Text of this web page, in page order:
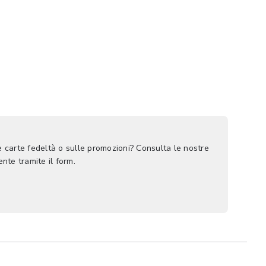
carte fedeltà o sulle promozioni? Consulta le nostre
tramite il form.